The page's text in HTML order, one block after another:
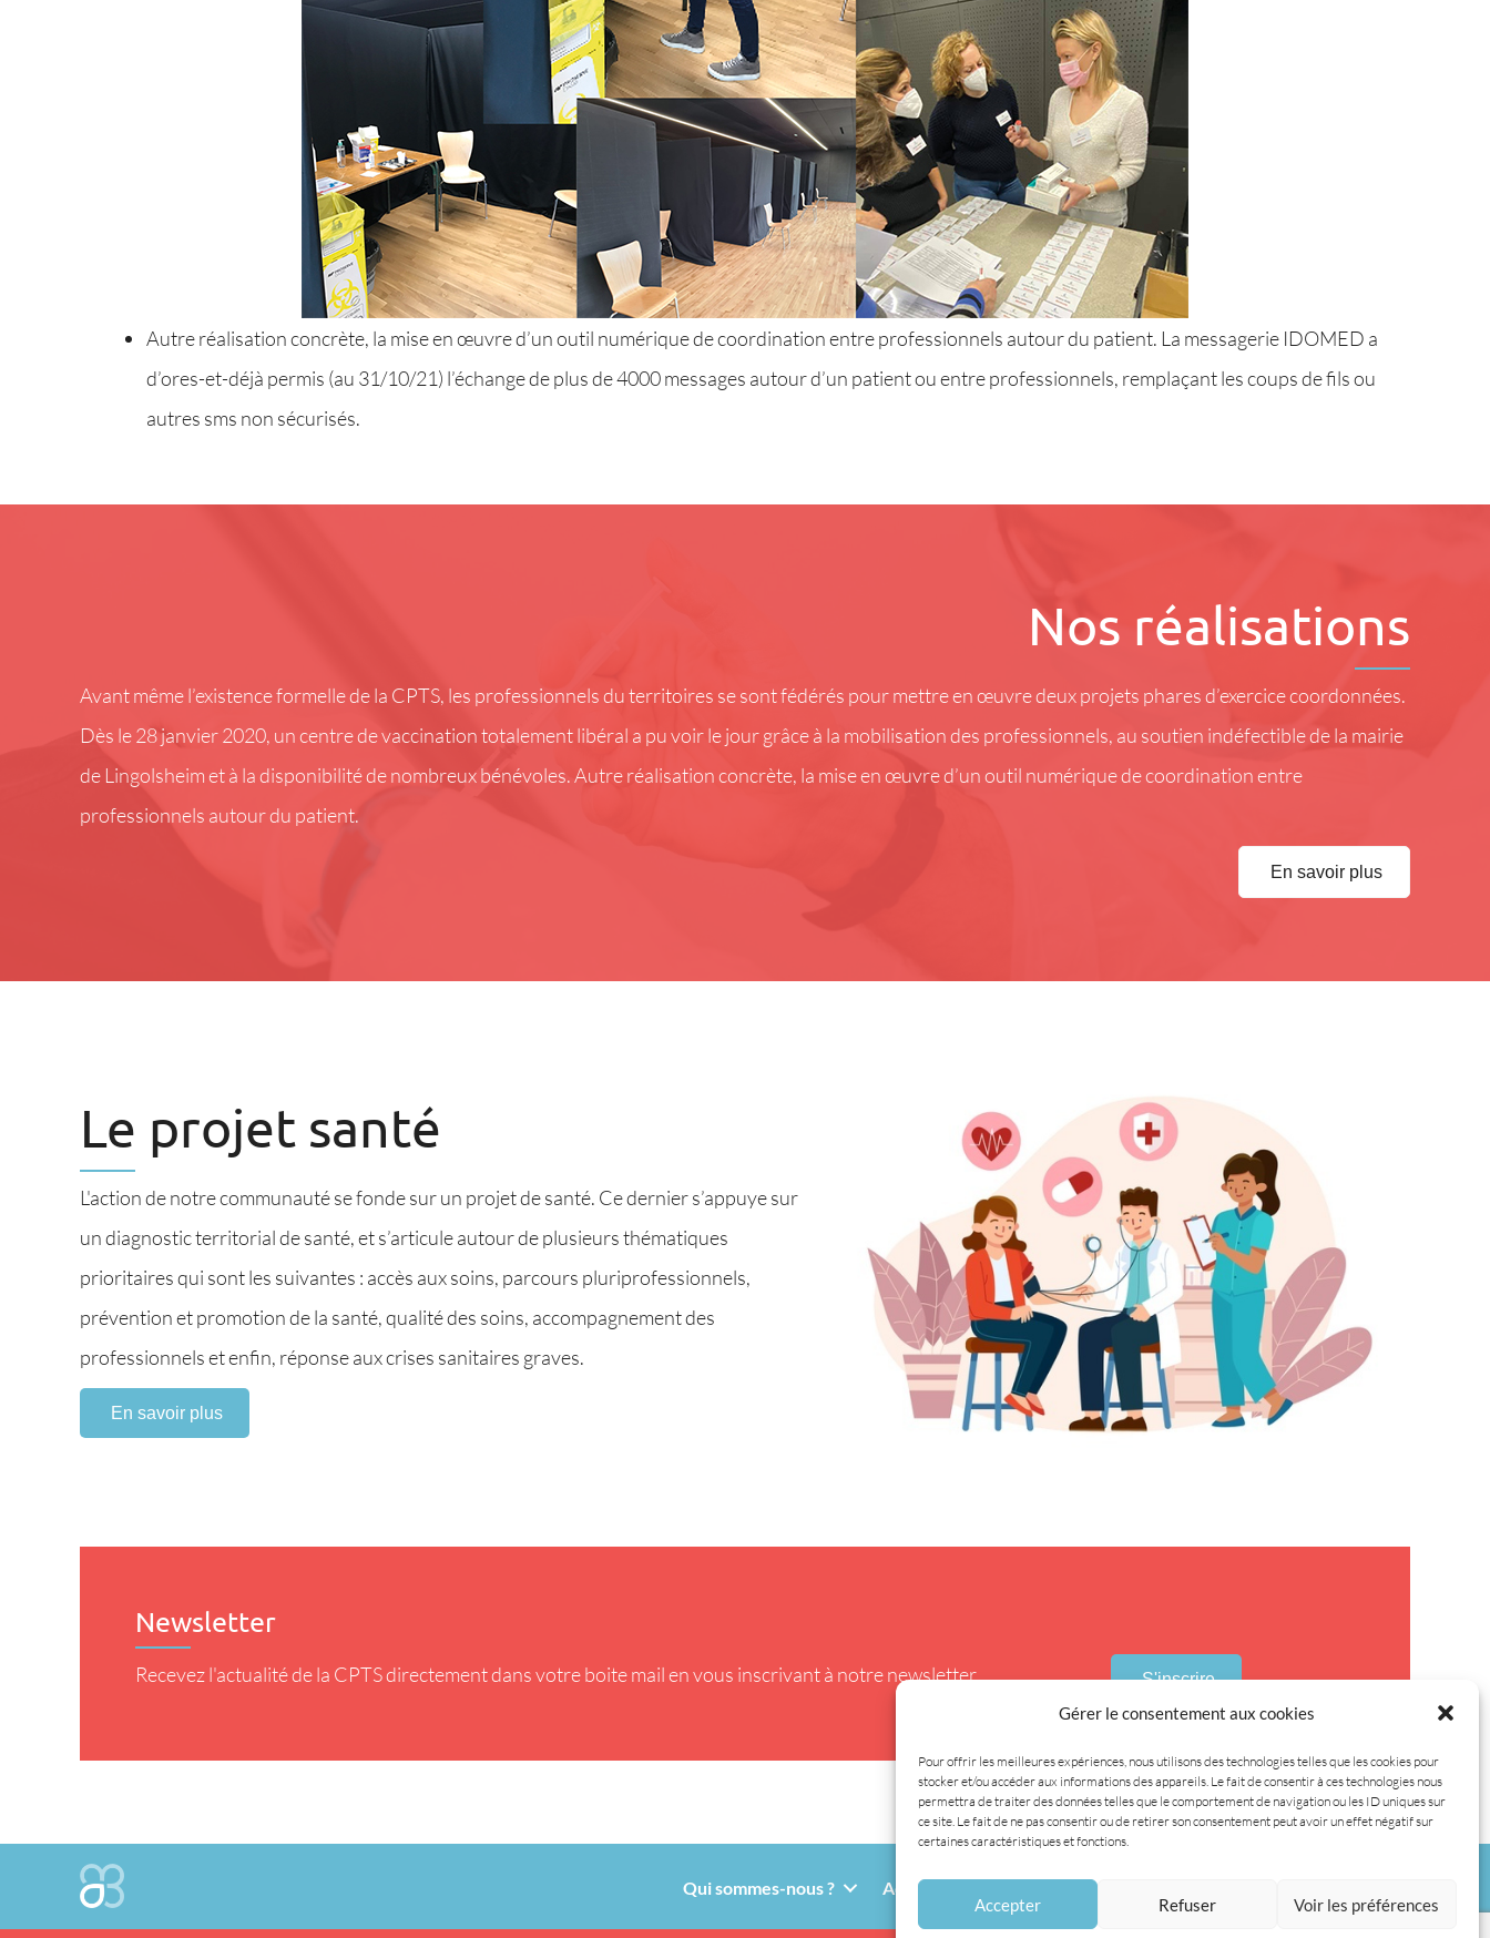
Gérer le consentement aux cookies
Pour offrir les meilleures expériences, nous utilisons des technologies telles que les cookies pour
stocker et/ou accéder aux informations des appareils. Le fait de consentir à ces technologies nous
permettra de traiter des données telles que le comportement de navigation ou les ID uniques sur
ce site. Le fait de ne pas consentir ou de retirer son consentement peut avoir un effet négatif sur
certaines caractéristiques et fonctions.
Accepter Refuser Voir les préférences
Autre réalisation concrète, la mise en œuvre d’un outil numérique de coordination entre professionnels autour du patient. La messagerie IDOMED a
d’ores-et-déjà permis (au 31/10/21) l’échange de plus de 4000 messages autour d’un patient ou entre professionnels, remplaçant les coups de fils ou
autres sms non sécurisés.
Nos réalisations
Avant même l’existence formelle de la CPTS, les professionnels du territoires se sont fédérés pour mettre en œuvre deux projets phares d’exercice coordonnées.
Dès le 28 janvier 2020, un centre de vaccination totalement libéral a pu voir le jour grâce à la mobilisation des professionnels, au soutien indéfectible de la mairie
de Lingolsheim et à la disponibilité de nombreux bénévoles. Autre réalisation concrète, la mise en œuvre d’un outil numérique de coordination entre
professionnels autour du patient.
En savoir plus
Le projet santé
L'action de notre communauté se fonde sur un projet de santé. Ce dernier s’appuye sur
un diagnostic territorial de santé, et s’articule autour de plusieurs thématiques
prioritaires qui sont les suivantes : accès aux soins, parcours pluriprofessionnels,
prévention et promotion de la santé, qualité des soins, accompagnement des
professionnels et enfin, réponse aux crises sanitaires graves.
En savoir plus
Newsletter
Recevez l'actualité de la CPTS directement dans votre boite mail en vous inscrivant à notre newsletter. S'inscrire
Qui sommes-nous ? Adhésion